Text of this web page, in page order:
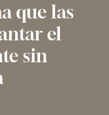
que las
el
sin